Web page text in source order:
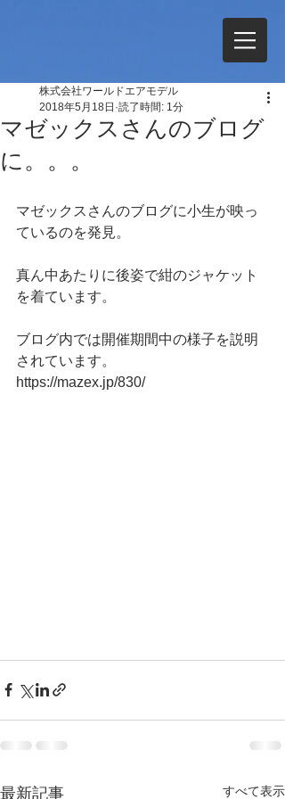
マゼックスさんのブログ
に。。。
株式会社ワールドエアモデル
2018年5月18日 読了時間: 1分
マゼックスさんのブログに小生が映っ
ているのを発見。
真ん中あたりに後姿で紺のジャケット
を着ています。
ブログ内では開催期間中の様子を説明
されています。
https://mazex.jp/830/
最新記事 すべて表示